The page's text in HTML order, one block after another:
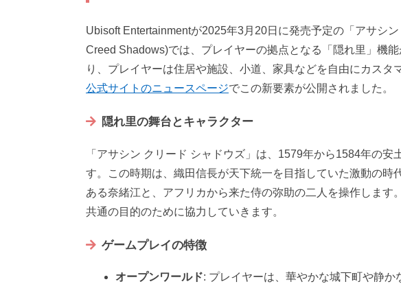
Ubisoft Entertainmentが2025年3月20日に発売予定の「アサシ
Creed Shadows)では、プレイヤーの拠点となる「隠れ里」機
り、プレイヤーは住居や施設、小道、家具などを自由にカスタ
公式サイトのニュースページでこの新要素が公開されました。
隠れ里の舞台とキャラクター
「アサシン クリード シャドウズ」は、1579年から1584年の安
す。この時期は、織田信長が天下統一を目指していた激動の時
ある奈緒江と、アフリカから来た侍の弥助の二人を操作します
共通の目的のために協力していきます。
ゲームプレイの特徴
オープンワールド: プレイヤーは、華やかな城下町や静